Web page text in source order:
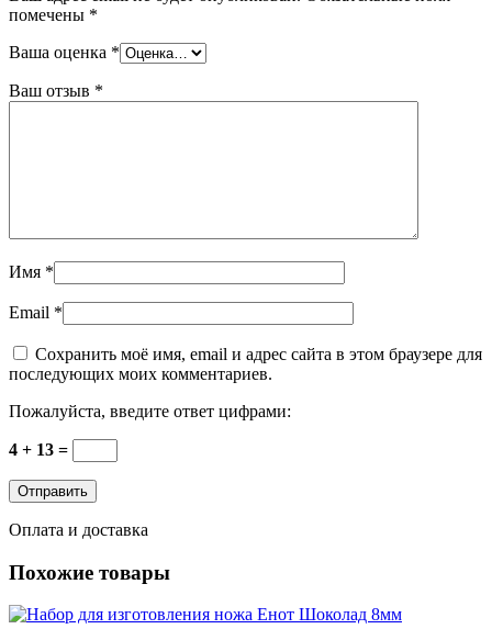
помечены *
Ваша оценка *
Ваш отзыв *
Имя *
Email *
Сохранить моё имя, email и адрес сайта в этом браузере для
последующих моих комментариев.
Пожалуйста, введите ответ цифрами:
4 + 13 =
Оплата и доставка
Похожие товары